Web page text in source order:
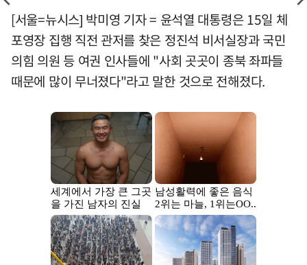
[서울=뉴시스] 박미영 기자 = 윤석열 대통령은 15일 체
포영장 집행 직전 관저를 찾은 정진석 비서실장과 국민
의힘 의원 등 여권 인사들에 "사회 곳곳이 종북 좌파들
때문에 많이 무너졌다"라고 말한 것으로 전해졌다.